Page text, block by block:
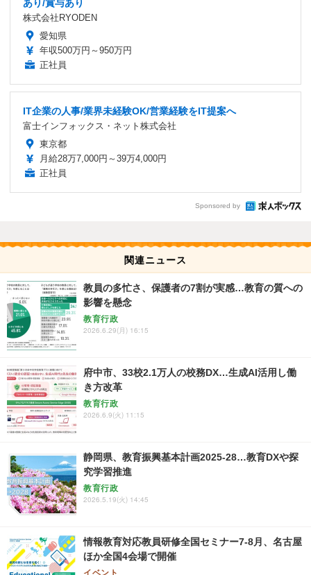
あり/賞与あり
株式会社RYODEN
愛知県
年収500万円～950万円
正社員
IT企業の人事/業界未経験OK/営業経験をIT提案へ
富士インフォックス・ネット株式会社
東京都
月給28万7,000円～39万4,000円
正社員
Sponsored by
関連ニュース
教員の多忙さ、保護者の7割が実感…教育の質への
影響を懸念
教育行政
2026.6.29(月) 16:15
府中市、33校2.1万人の校務DX…生成AI活用し働
き方改革
教育行政
2026.6.9(火) 11:15
静岡県、教育振興基本計画2025-28…教育DXや探
究学習推進
教育行政
2026.5.19(火) 14:45
情報教育対応教員研修全国セミナー7-8月、名古屋
ほか全国4会場で開催
イベント